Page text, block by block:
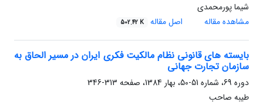
شیما پورمحمدی
مشاهده مقاله
اصل مقاله 502.42 K
بایسته های قانونی نظام مالکیت فکری ایران در مسیر الحاق به
سازمان تجارت جهانی
دوره 69، شماره 51-50، بهار 1384، صفحه
313-346
طیبه صاحب